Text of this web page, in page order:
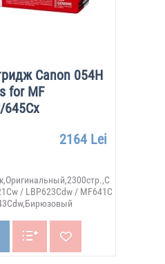
Canon 054H
for MF
645Cx
2164 Lei
/ LBP623Cdw / MF641C